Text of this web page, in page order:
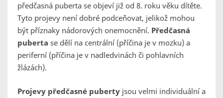
předčasná puberta se objeví již od 8. roku věku dítěte.
Tyto projevy není dobré podceňovat, jelikož mohou
být příznaky nádorových onemocnění. Předčasná
puberta se dělí na centrální (příčina je v mozku) a
periferní (příčina je v nadledvinách či pohlavních
žlázách).
Projevy předčasné puberty jsou velmi individuální a